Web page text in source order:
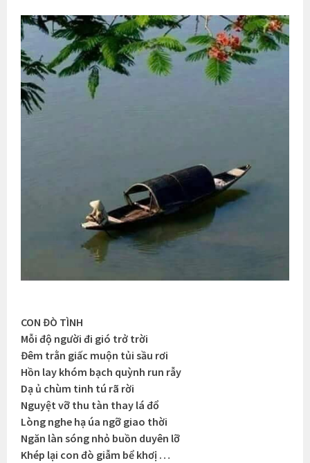
CON ĐÒ TÌNH
Mỗi độ người đi gió trở trời
Đêm trằn giấc muộn tủi sầu rơi
Hồn lay khóm bạch quỳnh run rẫy
Dạ ủ chùm tinh tú rã rời
Nguyệt vỡ thu tàn thay lá đổ
Lòng nghe hạ úa ngỡ giao thời
Ngăn làn sóng nhỏ buồn duyên lỡ
Khép lại con đò giẫm bể khơị …